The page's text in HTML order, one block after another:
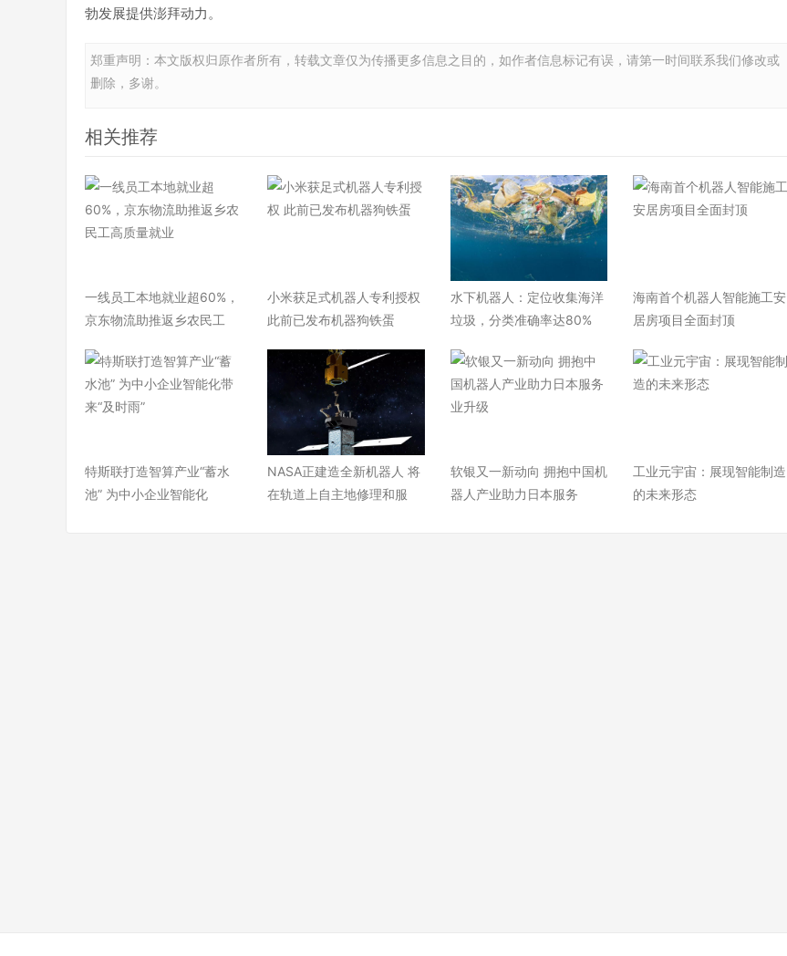
勃发展提供澎拜动力。
郑重声明：本文版权归原作者所有，转载文章仅为传播更多信息之目的，如作者信息标记有误，请第一时间联系我们修改或
删除，多谢。
相关推荐
一线员工本地就业超60%，
京东物流助推返乡农民工
小米获足式机器人专利授权
此前已发布机器狗铁蛋
水下机器人：定位收集海洋
垃圾，分类准确率达80%
海南首个机器人智能施工安
居房项目全面封顶
特斯联打造智算产业“蓄水
池” 为中小企业智能化
NASA正建造全新机器人 将
在轨道上自主地修理和服
软银又一新动向 拥抱中国机
器人产业助力日本服务
工业元宇宙：展现智能制造
的未来形态